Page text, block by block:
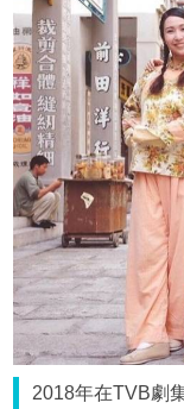
2018年在TVB劇